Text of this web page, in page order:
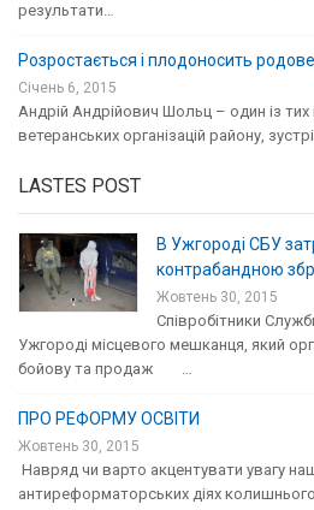
результати…
Розростається і плодоносить
Січень 6, 2015
Андрій Андрійович Шольц – один із тих
ветеранських організацій району,
LASTES POST
В Ужгороді СБУ
контрабандною
Жовтень 30, 2015
Співробітники
Ужгороді місцевого мешканця, який
бойову та продаж …
ПРО РЕФОРМУ ОСВІТИ
Жовтень 30, 2015
Навряд чи варто акцентувати увагу
антиреформаторських діях